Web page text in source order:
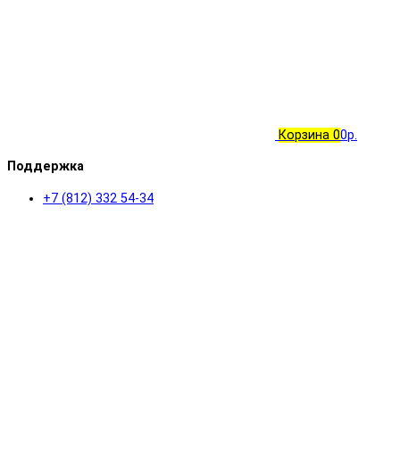
Корзина 00р.
Поддержка
+7 (812) 332 54-34